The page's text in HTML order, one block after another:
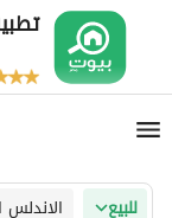
للبيع الاندلس